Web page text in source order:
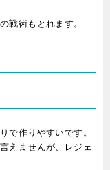
戦術もとれます。
で作りやすいです。
えませんが、レジェ